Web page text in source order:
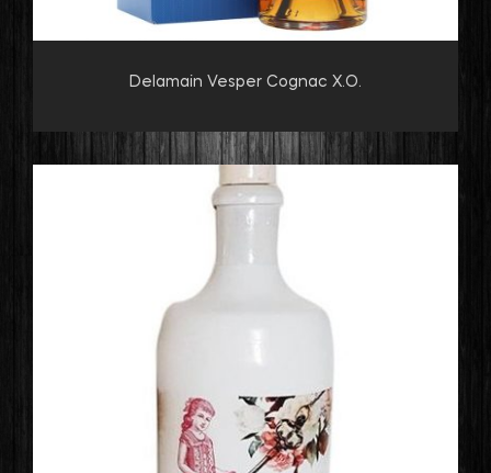
Delamain Vesper Cognac X.O.